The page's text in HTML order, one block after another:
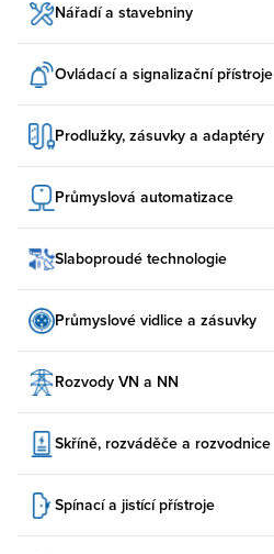
Nářadí a stavebniny
Ovládací a signalizační přístroje
Prodlužky, zásuvky a adaptéry
Průmyslová automatizace
Slaboproudé technologie
Průmyslové vidlice a zásuvky
Rozvody VN a NN
Skříně, rozváděče a rozvodnice
Spínací a jistící přístroje